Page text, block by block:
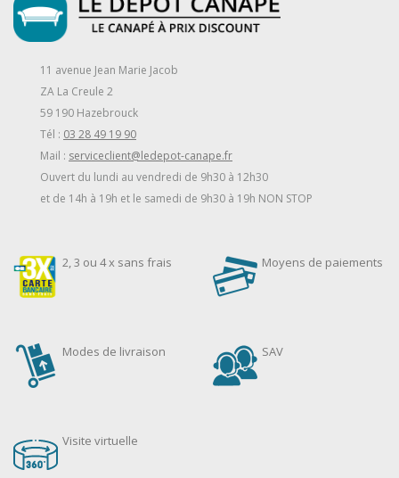
11 avenue Jean Marie Jacob
ZA La Creule 2
59 190 Hazebrouck
Tél : 03 28 49 19 90
Mail : serviceclient@ledepot-canape.fr
Ouvert du lundi au vendredi de 9h30 à 12h30
et de 14h à 19h et le samedi de 9h30 à 19h NON STOP
2, 3 ou 4 x sans frais Moyens de paiements
Modes de livraison SAV
Visite virtuelle